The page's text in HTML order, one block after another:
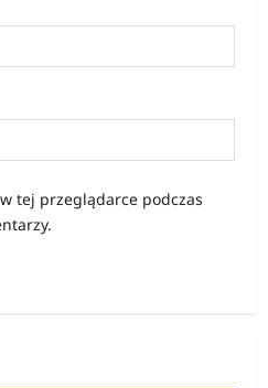
tej przeglądarce podczas